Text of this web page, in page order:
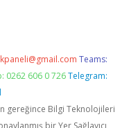
Teams:
0262 606 0 726 Telegram:
gereğince Bilgi Teknolojileri
bir Yer Sağlayıcı